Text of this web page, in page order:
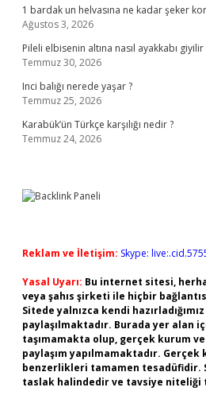
1 bardak un helvasına ne kadar şeker
Ağustos 3, 2026
Pileli elbisenin altına nasıl ayakkabı giyilir
Temmuz 30, 2026
Inci balığı nerede yaşar ?
Temmuz 25, 2026
Karabük’ün Türkçe karşılığı nedir ?
Temmuz 24, 2026
Reklam ve İletişim: Skype:
Yasal Uyarı: Bu internet sitesi,
veya şahıs şirketi ile hiçbir
Sitede yalnızca kendi
paylaşılmaktadır. Burada yer alan
taşımamakta olup, gerçek kurum
paylaşım yapılmamaktadır.
benzerlikleri tamamen tesadüfidir.
taslak halindedir ve tavsiye niteliği